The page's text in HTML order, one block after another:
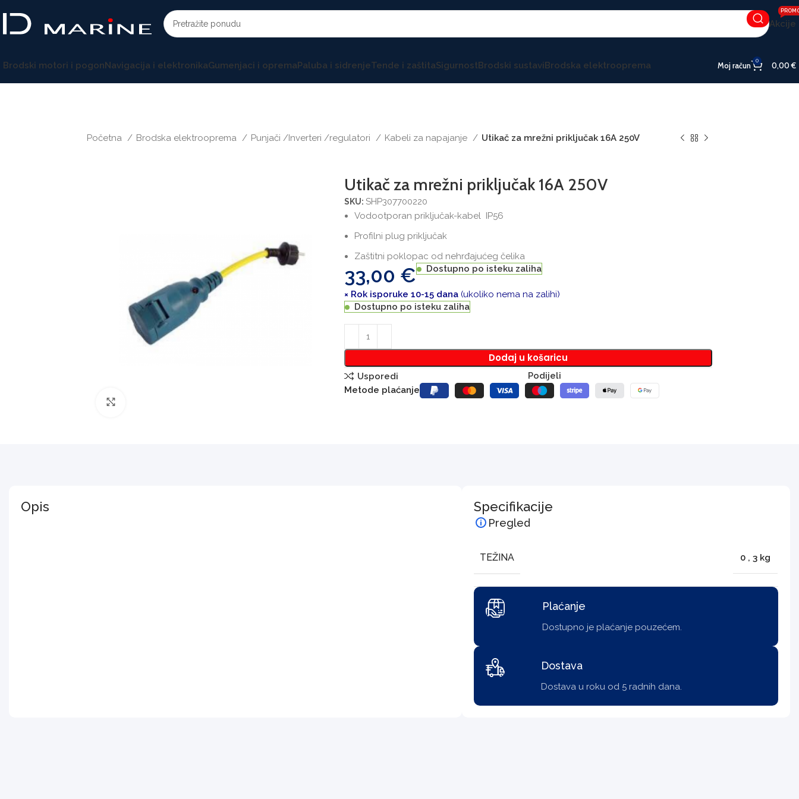
Akcije
Brodski motori i pogonNavigacija i elektronikaGumenjaci i opremaPaluba i sidrenjeTende i zaštitaSigurnostBrodski sustaviBrodska elektrooprema Moj račun 0 0,00€
Početna Brodska elektrooprema Punjači /Inverteri /regulatori Kabeli za napajanje Utikač za mrežni priključak 16A 250V
Utikač za mrežni priključak 16A 250V
SKU:SHP307700220
Vodootporan priključak-kabel IP56
Profilni plug priključak
Zaštitni poklopac od nehrđajućeg čelika
33,00 € Dostupno po isteku zaliha
× Rok isporuke 10-15 dana (ukoliko nema na zalihi)
Dostupno po isteku zaliha
Dodaj u košaricu
Usporedi
Podijeli
Metode plaćanje
Opis Specifikacije
Pregled
TEŽINA 0 ,3 kg
Plaćanje
Dostupno je plaćanje pouzećem.
Dostava
Dostava u roku od 5 radnih dana.